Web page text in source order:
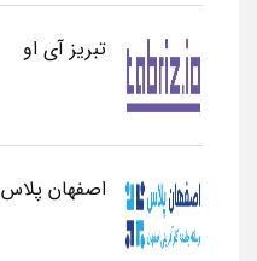
تبریز آی او
اصفهان پلاس